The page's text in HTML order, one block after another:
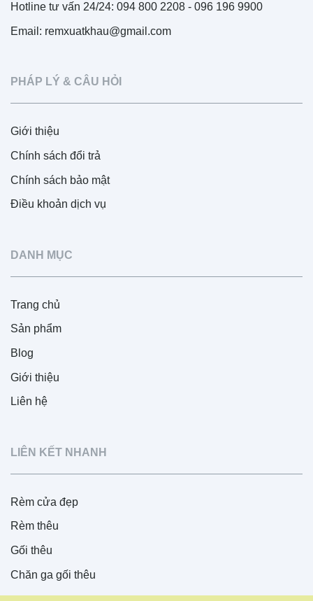
Hotline tư vấn 24/24: 094 800 2208 - 096 196 9900
Email: remxuatkhau@gmail.com
PHÁP LÝ & CÂU HỎI
Giới thiệu
Chính sách đổi trả
Chính sách bảo mật
Điều khoản dịch vụ
DANH MỤC
Trang chủ
Sản phẩm
Blog
Giới thiệu
Liên hệ
LIÊN KẾT NHANH
Rèm cửa đẹp
Rèm thêu
Gối thêu
Chăn ga gối thêu